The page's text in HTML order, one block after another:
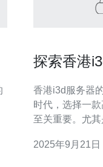
探索香港
香港i3d服务器
时代，选择一
至关重要。尤
越来越多用户的
2025年9月21日